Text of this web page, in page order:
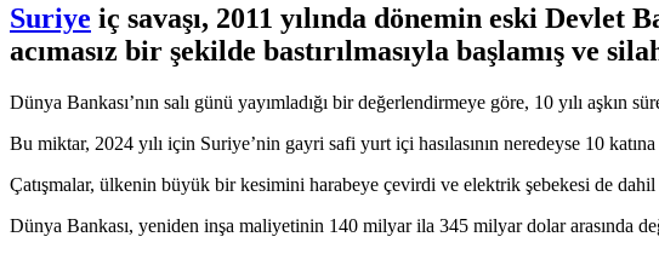
Suriye iç savaşı, 2011 yılında dönemin eski Devlet
acımasız bir şekilde bastırılmasıyla başlamış ve
Dünya Bankası’nın salı günü yayımladığı bir değerlendirmeye göre, 10 yılı aşkın
Bu miktar, 2024 yılı için Suriye’nin gayri safi yurt içi hasılasının neredeyse 10
Çatışmalar, ülkenin büyük bir kesimini harabeye çevirdi ve elektrik şebekesi de
Dünya Bankası, yeniden inşa maliyetinin 140 milyar ila 345 milyar dolar arasında